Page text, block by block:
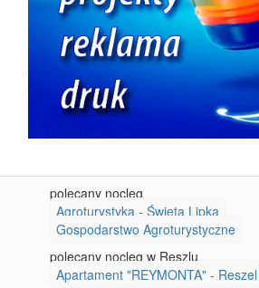
polecany nocleg
Agroturystyka - Święta Lipka
Gospodarstwo Agroturystyczne
polecany nocleg w Reszlu
Apartament "REYMONTA" - Reszel